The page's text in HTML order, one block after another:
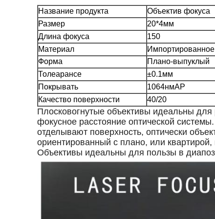
Название продукта
Объектив фокуса
Размер
20*4мм
Длина фокуса
150
Материал
Форма
Плано-выпуклый
Толеарансе
±0.1мм
Покрывать
1064нмАР
Качество поверхности
40/20
Плосковогнутые объективы идеальны
фокусное расстояние оптической
отделывают поверхность, оптически
ориентированный с плано, или
Объективы идеальны для пользы в